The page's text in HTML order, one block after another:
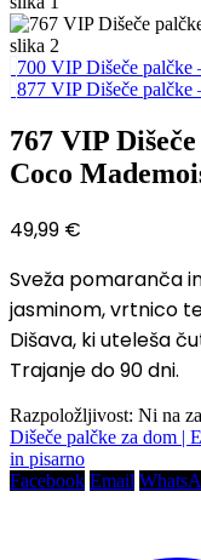
700 VIP Dišeče palčke
877 VIP Dišeče palčke
767 VIP
Coco
49,99 €
Sveža pomaranča
jasminom, vrtnico
Dišava, ki uteleša
Trajanje do 90 dni.
Razpoložljivost: Ni na
Dišeče palčke za dom |
in pisarno
Facebook Email